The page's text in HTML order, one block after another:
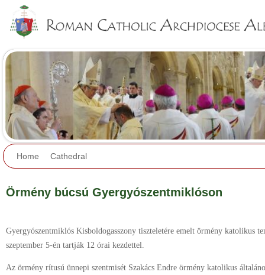
Home Cathedral
Örmény búcsú Gyergyószentmiklóson
Gyergyószentmiklós Kisboldogasszony tiszteletére emelt örmény katolikus
szeptember 5-én tartják 12 órai kezdettel.
Az örmény rítusú ünnepi szentmisét Szakács Endre örmény katolikus